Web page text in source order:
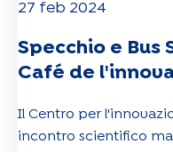
27 feb 2024
Specchio e Bus
Café de
Il Centro per
incontro scientifico